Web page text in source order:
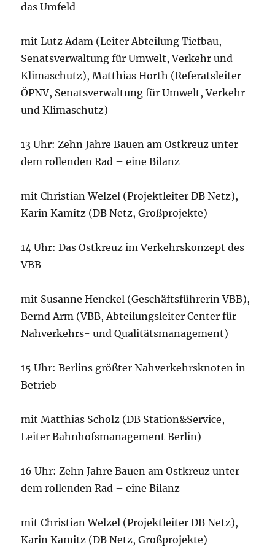
das Umfeld
mit Lutz Adam (Leiter Abteilung Tiefbau,
Senatsverwaltung für Umwelt, Verkehr und
Klimaschutz), Matthias Horth (Referatsleiter
ÖPNV, Senatsverwaltung für Umwelt, Verkehr
und Klimaschutz)
13 Uhr: Zehn Jahre Bauen am Ostkreuz unter
dem rollenden Rad – eine Bilanz
mit Christian Welzel (Projektleiter DB Netz),
Karin Kamitz (DB Netz, Großprojekte)
14 Uhr: Das Ostkreuz im Verkehrskonzept des
VBB
mit Susanne Henckel (Geschäftsführerin VBB),
Bernd Arm (VBB, Abteilungsleiter Center für
Nahverkehrs- und Qualitätsmanagement)
15 Uhr: Berlins größter Nahverkehrsknoten in
Betrieb
mit Matthias Scholz (DB Station&Service,
Leiter Bahnhofsmanagement Berlin)
16 Uhr: Zehn Jahre Bauen am Ostkreuz unter
dem rollenden Rad – eine Bilanz
mit Christian Welzel (Projektleiter DB Netz),
Karin Kamitz (DB Netz, Großprojekte)